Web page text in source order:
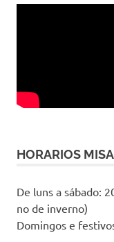
HORARIOS
De luns a sábado:
no de inverno)
Domingos e